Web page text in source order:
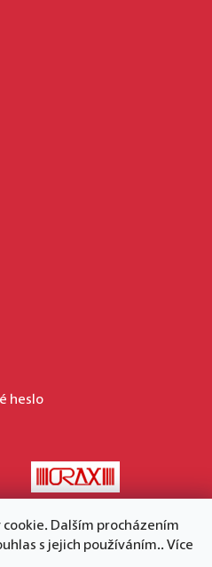
Dalším procházením
s jejich používáním.. Více
heslo
Shoptet